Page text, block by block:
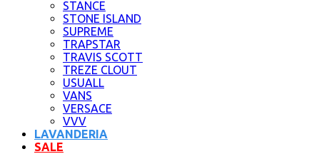
STANCE
STONE ISLAND
SUPREME
TRAPSTAR
TRAVIS SCOTT
TREZE CLOUT
USUALL
VANS
VERSACE
VVV
LAVANDERIA
SALE